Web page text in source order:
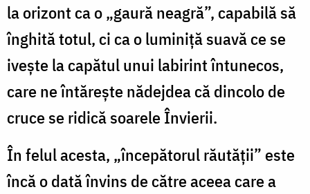
la orizont ca o „gaură neagră”, capabilă să
înghită totul, ci ca o luminiță suavă ce se
ivește la capătul unui labirint întunecos,
care ne întărește nădejdea că dincolo de
cruce se ridică soarele Învierii.
În felul acesta, „începătorul răutăţii” este
încă o dată învins de către aceea care a